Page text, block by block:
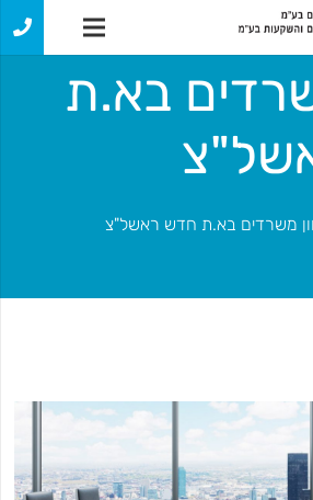
בא.ת
משרדים בא.ת חדש ראשל"צ